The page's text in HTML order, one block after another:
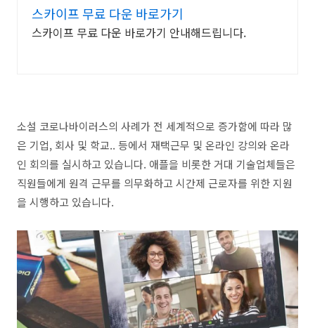
스카이프 무료 다운 바로가기
스카이프 무료 다운 바로가기 안내해드립니다.
소설 코로나바이러스의 사례가 전 세계적으로 증가함에 따라 많
은 기업, 회사 및 학교.. 등에서 재택근무 및 온라인 강의와 온라
인 회의를 실시하고 있습니다. 애플을 비롯한 거대 기술업체들은
직원들에게 원격 근무를 의무화하고 시간제 근로자를 위한 지원
을 시행하고 있습니다.